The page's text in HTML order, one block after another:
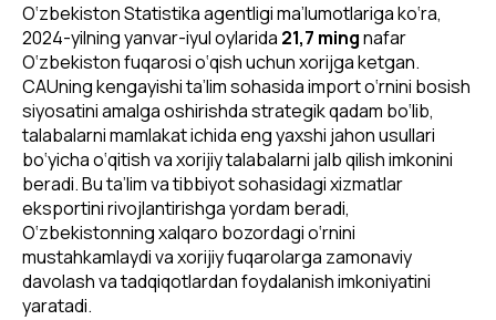
O‘zbekiston Statistika agentligi ma’lumotlariga ko‘ra,
2024-yilning yanvar-iyul oylarida 21,7 mingnafar
O‘zbekiston fuqarosi o‘qish uchun xorijga ketgan.
CAUning kengayishi ta’lim sohasida import o‘rnini bosish
siyosatini amalga oshirishda strategik qadam bo‘lib,
talabalarni mamlakat ichida eng yaxshi jahon usullari
bo‘yicha o‘qitish va xorijiy talabalarni jalb qilish imkonini
beradi. Bu ta’lim va tibbiyot sohasidagi xizmatlar
eksportini rivojlantirishga yordam beradi,
O‘zbekistonning xalqaro bozordagi o‘rnini
mustahkamlaydi va xorijiy fuqarolarga zamonaviy
davolash va tadqiqotlardan foydalanish imkoniyatini
yaratadi.